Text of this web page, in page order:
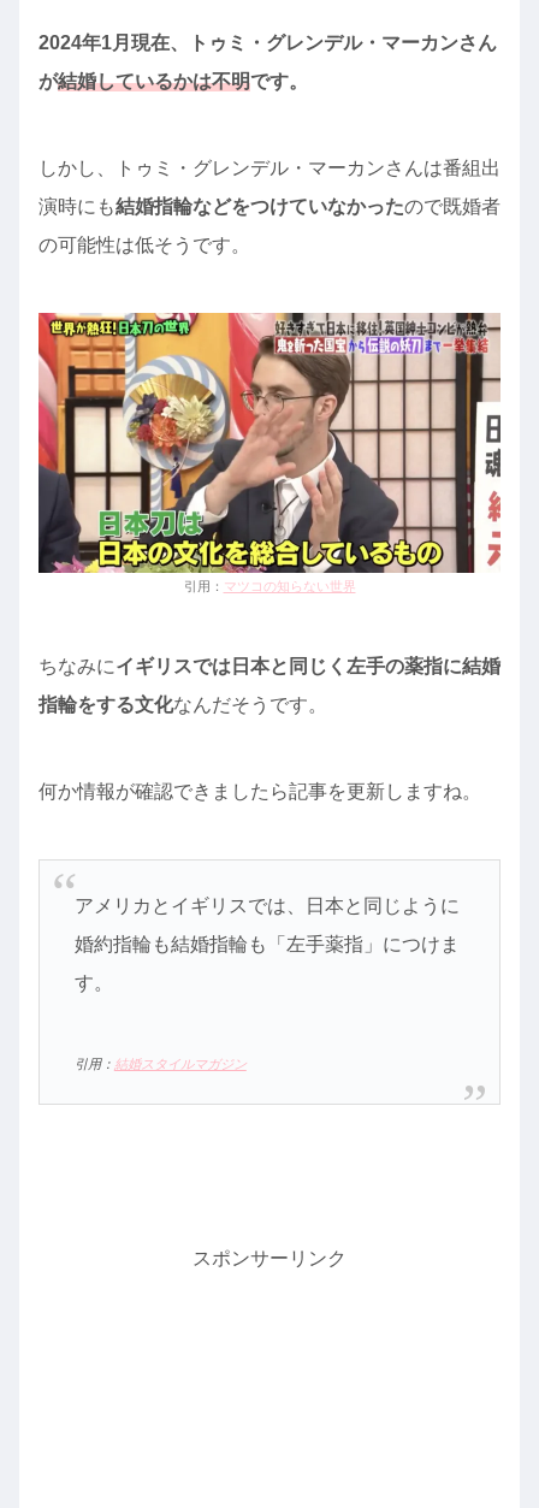
2024年1月現在、トゥミ・グレンデル・マーカンさん
が結婚しているかは不明です。
しかし、トゥミ・グレンデル・マーカンさんは番組出
演時にも結婚指輪などをつけていなかったので既婚者
の可能性は低そうです。
引用： マツコの知らない世界
ちなみにイギリスでは日本と同じく左手の薬指に結婚
指輪をする文化なんだそうです。
何か情報が確認できましたら記事を更新しますね。
アメリカとイギリスでは、日本と同じように
婚約指輪も結婚指輪も「左手薬指」につけま
す。
引用： 結婚スタイルマガジン
スポンサーリンク